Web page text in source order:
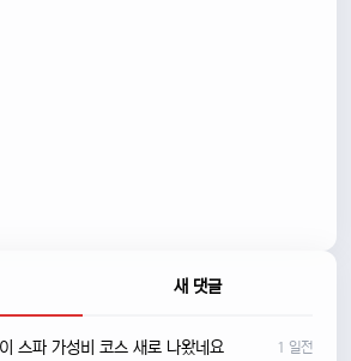
새 댓글
스파 가성비 코스 새로 나왔네요 1 일전